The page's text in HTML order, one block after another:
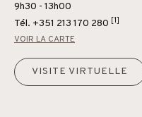
9h30 - 13h00
Tél. +351 213 170 280 [1]
VOIR LA CARTE
VISITE VIRTUELLE